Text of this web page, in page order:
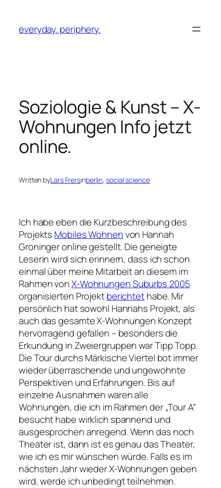
content
everyday. periphery.
Soziologie & Kunst – X-
Wohnungen Info jetzt
online.
Written byLars Frersinberlin, social science
Ich habe eben die Kurzbeschreibung des
Projekts Mobiles Wohnenvon Hannah
Groninger online gestellt. Die geneigte
Leserin wird sich erinnern, dass ich schon
einmal über meine Mitarbeit an diesem im
Rahmen vonX-Wohnungen Suburbs 2005
organisierten Projektberichtethabe. Mir
persönlich hat sowohl Hannahs Projekt, als
auch das gesamte X-Wohnungen Konzept
hervorragend gefallen – besonders die
Erkundung in Zweiergruppen war Tipp Topp.
Die Tour durchs Märkische Viertel bot immer
wieder überraschende und ungewohnte
Perspektiven und Erfahrungen. Bis auf
einzelne Ausnahmen waren alle
Wohnungen, die ich im Rahmen der Tour A
besucht habe wirklich spannend und
ausgesprochen anregend. Wenn das noch
Theater ist, dann ist es genau das Theater,
wie ich es mir wünschen würde. Falls es im
nächsten Jahr wieder X-Wohnungen geben
wird, werde ich unbedingt teilnehmen.